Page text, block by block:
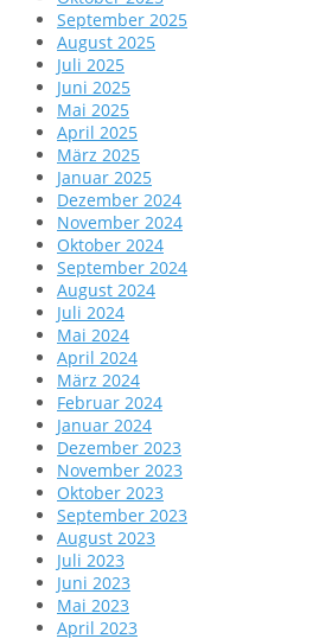
September 2025
August 2025
Juli 2025
Juni 2025
Mai 2025
April 2025
März 2025
Januar 2025
Dezember 2024
November 2024
Oktober 2024
September 2024
August 2024
Juli 2024
Mai 2024
April 2024
März 2024
Februar 2024
Januar 2024
Dezember 2023
November 2023
Oktober 2023
September 2023
August 2023
Juli 2023
Juni 2023
Mai 2023
April 2023